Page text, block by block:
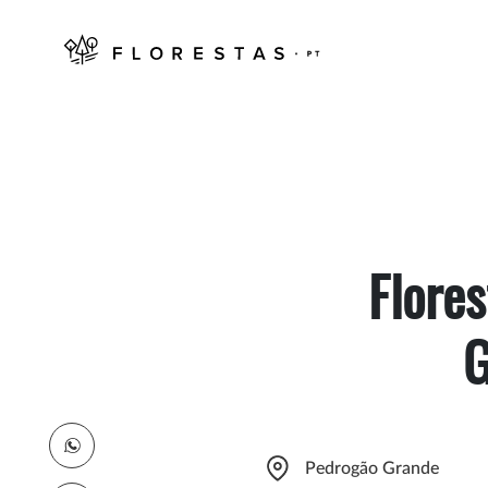
Pedrogão Grande